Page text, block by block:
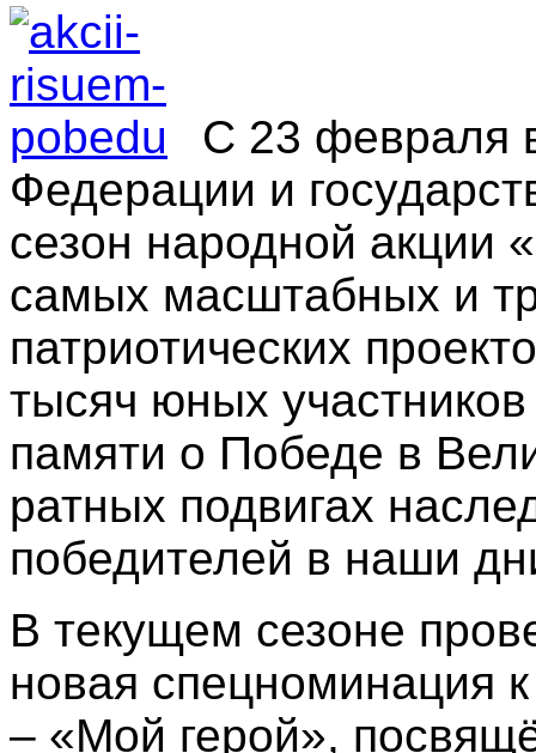
С 23 февраля
Федерации и
сезон народной акции
самых масштабных и
патриотических
тысяч юных
памяти о Победе в
ратных подвигах
победителей в наши
В текущем сезоне
новая спецноминация
– «Мой герой»,